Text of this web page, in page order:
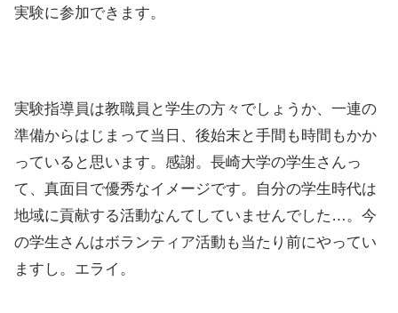
実験に参加できます。
実験指導員は教職員と学生の方々でしょうか、一連の
準備からはじまって当日、後始末と手間も時間もかか
っていると思います。感謝。長崎大学の学生さんっ
て、真面目で優秀なイメージです。自分の学生時代は
地域に貢献する活動なんてしていませんでした…。今
の学生さんはボランティア活動も当たり前にやってい
ますし。エライ。